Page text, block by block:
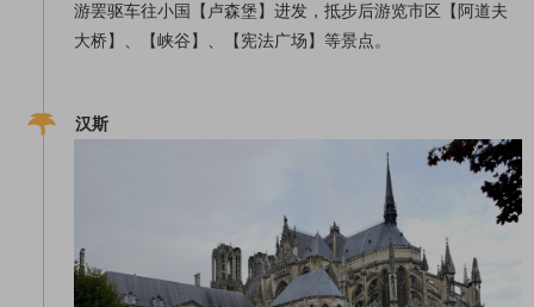
游罢驱车往小国【 卢森堡】进发，抵步后游览市区【 阿道夫
大桥】、【峡谷】、【宪法广场】等景点。
汉斯